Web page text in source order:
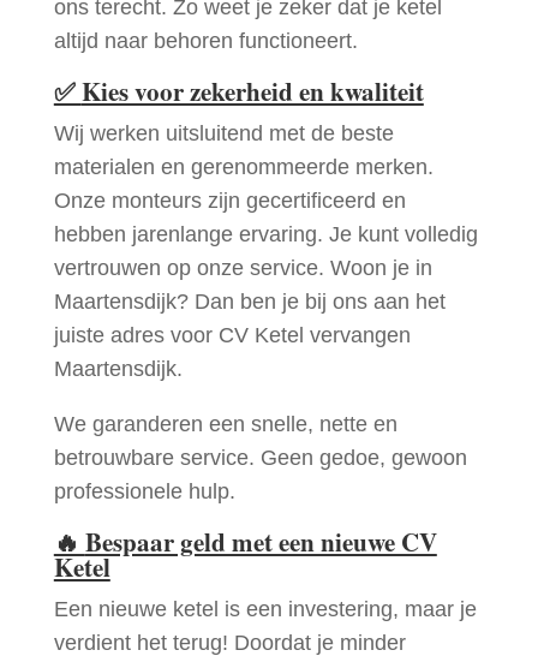
ons terecht. Zo weet je zeker dat je ketel
altijd naar behoren functioneert.
✅Kies voor zekerheid en kwaliteit
Wij werken uitsluitend met de beste
materialen en gerenommeerde merken.
Onze monteurs zijn gecertificeerd en
hebben jarenlange ervaring. Je kunt volledig
vertrouwen op onze service. Woon je in
Maartensdijk? Dan ben je bij ons aan het
juiste adres voor CV Ketel vervangen
Maartensdijk.
We garanderen een snelle, nette en
betrouwbare service. Geen gedoe, gewoon
professionele hulp.
🔥 Bespaar geld met een nieuwe CV
Ketel
Een nieuwe ketel is een investering, maar je
verdient het terug! Doordat je minder